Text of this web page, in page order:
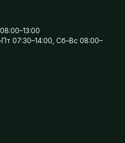
07:30–14:00, Сб–Вс 08:00–